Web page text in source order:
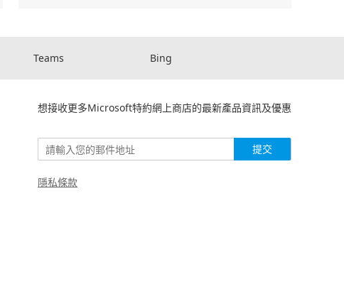
Teams Bing
想接收更多Microsoft特約網上商店的最新產品資訊及優惠
提交
隱私條款